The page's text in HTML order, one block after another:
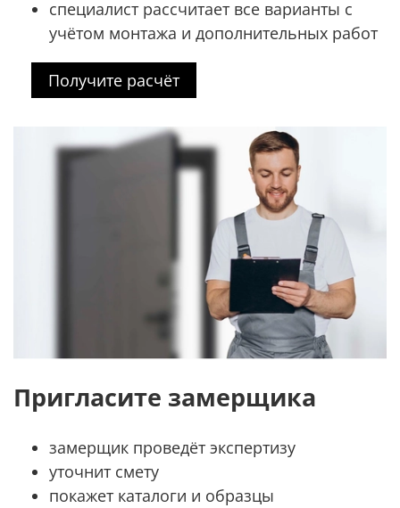
специалист рассчитает все варианты с
учётом монтажа и дополнительных работ
Получите расчёт
Пригласите замерщика
замерщик проведёт экспертизу
уточнит смету
покажет каталоги и образцы